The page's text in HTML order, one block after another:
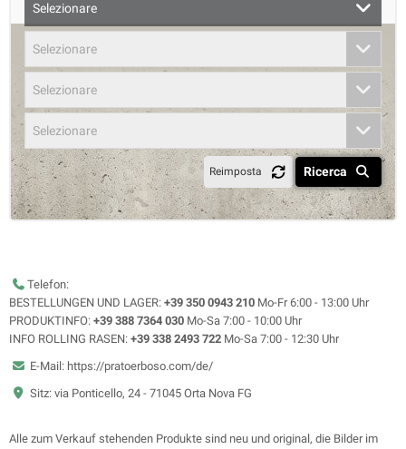
Selezionare
Selezionare
Selezionare
Selezionare
Reimposta Ricerca
Telefon:
BESTELLUNGEN UND LAGER: +39 350 0943 210 Mo-Fr 6:00 - 13:00 Uhr
PRODUKTINFO: +39 388 7364 030 Mo-Sa 7:00 - 10:00 Uhr
INFO ROLLING RASEN: +39 338 2493 722 Mo-Sa 7:00 - 12:30 Uhr
E-Mail: https://pratoerboso.com/de/
Sitz: via Ponticello, 24 - 71045 Orta Nova FG
Alle zum Verkauf stehenden Produkte sind neu und original, die Bilder im